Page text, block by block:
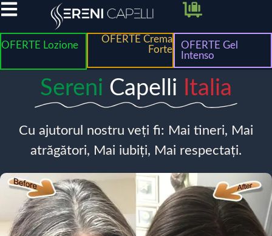
OFERTE Lozione
OFERTE Crema
Forte
OFERTE Gel
Intenso
Sereni Capelli Italia
Cu ajutorul nostru veți fi: Mai tineri, Mai
atrăgători, Mai iubiți, Mai respectați.